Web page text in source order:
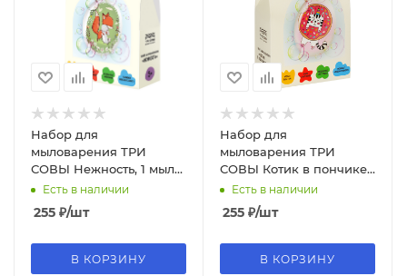
Набор для
мыловарения ТРИ
СОВЫ Нежность, 1 мыло
с картинкой, картонная
коробка, 705
Есть в наличии
255 ₽/шт
В КОРЗИНУ
Набор для
мыловарения ТРИ
СОВЫ Котик в пончике,
1 мыло с картинкой,
картонная коробка, 789
Есть в наличии
255 ₽/шт
В КОРЗИНУ